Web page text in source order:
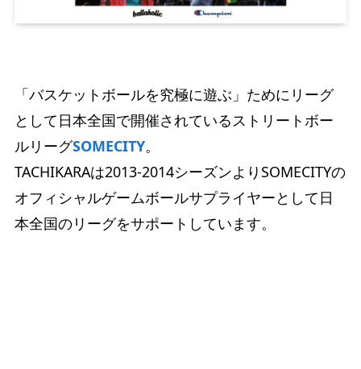
「バスケットボールを究極に遊ぶ」ためにリーグ
として日本全国で開催されているストリートボー
ルリーグSOMECITY。
TACHIKARAは2013-2014シーズンよりSOMECITYの
オフィシャルゲームボールサプライヤーとして日
本全国のリーグをサポートしています。